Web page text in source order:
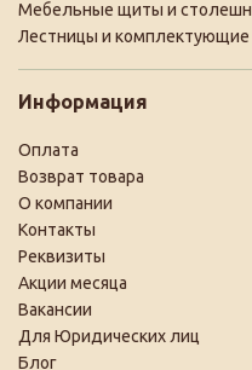
Мебельные щиты и
Лестницы и комплектующие
Информация
Оплата
Возврат товара
О компании
Контакты
Реквизиты
Акции месяца
Вакансии
Для Юридических лиц
Блог